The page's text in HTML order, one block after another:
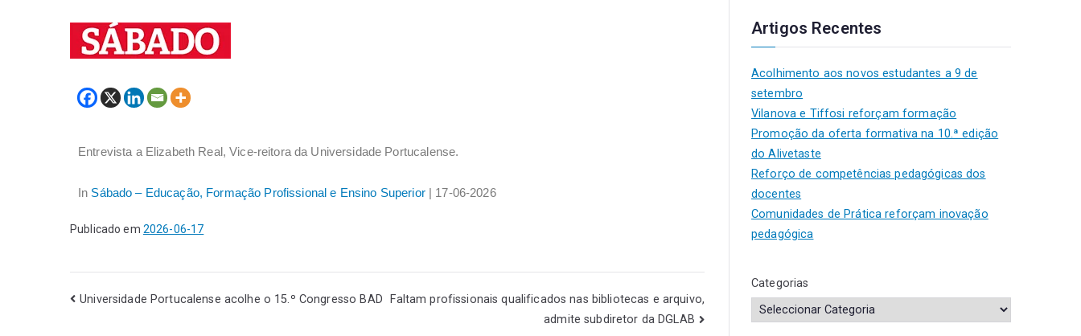
Entrevista a Elizabeth Real, Vice-reitora da Universidade Portucalense.
In Sábado – Educação, Formação Profissional e Ensino Superior| 17-06-2026
Publicado em 2026-06-17
Universidade Portucalense acolhe o 15.º Congresso BAD
Faltam profissionais qualificados nas bibliotecas e arquivo,
admite subdiretor da DGLAB
Artigos Recentes
Acolhimento aos novos estudantes a 9 de
setembro
Vilanova e Tiffosi reforçam formação
Promoção da oferta formativa na 10.ª edição
do Alivetaste
Reforço de competências pedagógicas dos
docentes
Comunidades de Prática reforçam inovação
pedagógica
Categorias